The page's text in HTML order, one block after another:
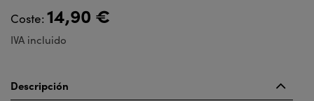
Coste: 14,90 €
IVA incluido
Descripción